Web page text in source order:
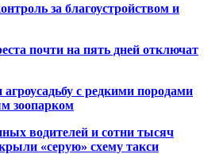
за благоустройством и
почти на пять дней отключат
с редкими породами
зоопарком
водителей и сотни тысяч
«серую» схему такси